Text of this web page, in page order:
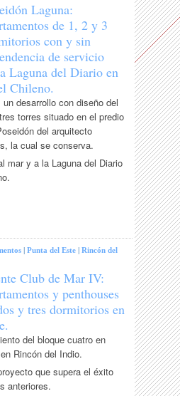
Laguna:
de 1, 2 y 3
con y sin
de servicio
Laguna del Diario en
Chileno.
desarrollo con diseño del
torres situado en el predio
del arquitecto
la cual se conserva.
mar y a la Laguna del Diario
|Punta del Este |Rincón del
Club de Mar IV:
y penthouses
y tres dormitorios en
del bloque cuatro en
Rincón del Indio.
que supera el éxito
anteriores.